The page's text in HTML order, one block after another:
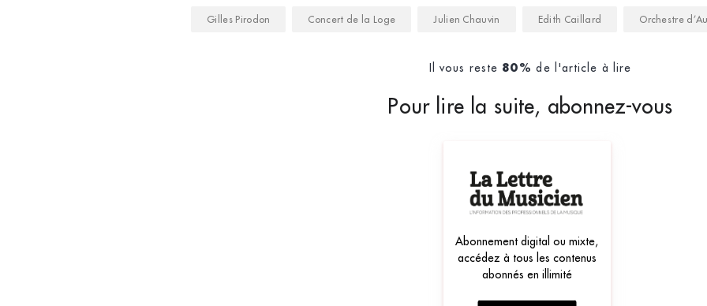
Gilles Pirodon Concert de la Loge Julien Chauvin Edith Caillard Orchestre
Il vous reste 80% de l'article à lire
Pour lire la suite, abonnez-vous
Abonnement digital ou mixte,
accédez à tous les contenus
abonnés en illimité